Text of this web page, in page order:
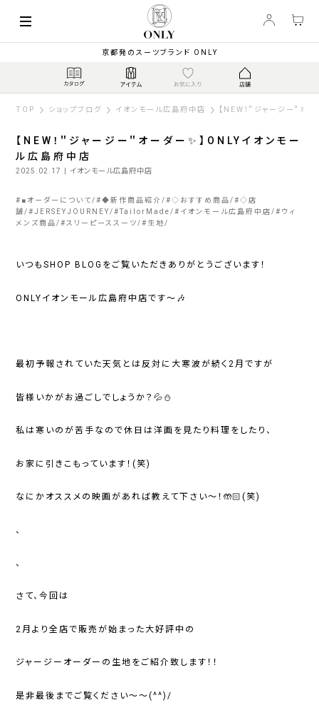
京都発のスーツブランド ONLY
TOP ショップブログ イオンモール広島府中店 【NEW！＂ジャージー＂
【NEW！＂ジャージー＂オーダー✨】ONLYイオンモー
ル広島府中店
2025.02.17 | イオンモール広島府中店
# ■オーダーについて #◆新作商品紹介 #◇おすすめ商品 #◇店
舗 #JERSEYJOURNEY #TailorMade # イオンモール広島府中店 # ウィ
メンズ商品 # スリーピーススーツ # 生地
いつもSHOP BLOGをご覧いただきありがとうございます！
ONLYイオンモール広島府中店です～🎶
最初予報されていた天気とは反対に大寒波が続く2月ですが
皆様いかがお過ごしでしょうか？💦⛄
私は寒いのが苦手なので休日は洋画を見たり料理をしたり、
お家に引きこもっています！(笑)
なにかオススメの映画があれば教えて下さい～！🤲🏻(笑)
、
、
さて、今回は
2月より全店で販売が始まった大好評中の
ジャージーオーダーの生地をご紹介致します！！
是非最後までご覧ください～～(^^)/